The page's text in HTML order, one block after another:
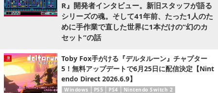
R』開発者インタビュー。新旧スタッフが語る
シリーズの魂。そして41年前、たった1人のた
めに手作業で直した世界に1本だけの“幻のカ
セット”の話
Toby Fox手がける『デルタルーン』チャプター
5！無料アップデートで6月25日に配信決定【Nint
endo Direct 2026.6.9】
Windows PS5 PS4
Nintendo Switch 2